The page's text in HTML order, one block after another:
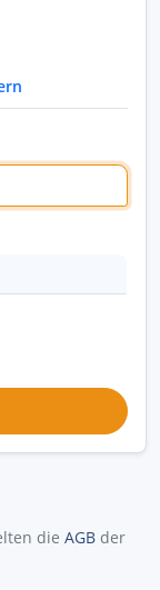
die AGB der